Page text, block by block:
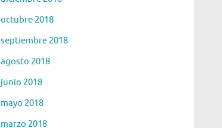
octubre 2018
septiembre 2018
agosto 2018
junio 2018
mayo 2018
marzo 2018